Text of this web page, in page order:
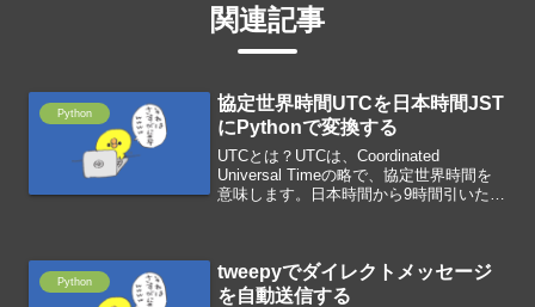
関連記事
Python
協定世界時間UTCを日本時間JST
にPythonで変換する
UTCとは？UTCは、Coordinated
Universal Timeの略で、協定世界時間を
意味します。日本時間から9時間引いた時
Python
tweepyでダイレクトメッセージ
を自動送信する